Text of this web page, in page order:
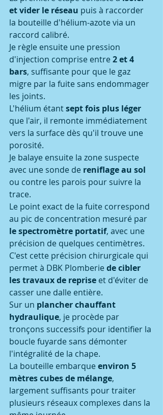
et vider le réseau puis à raccorder
la bouteille d'hélium-azote via un
raccord calibré.
Je règle ensuite une pression
d'injection comprise entre 2 et 4
bars, suffisante pour que le gaz
migre par la fuite sans endommager
les joints.
L'hélium étant sept fois plus léger
que l'air, il remonte immédiatement
vers la surface dès qu'il trouve une
porosité.
Je balaye ensuite la zone suspecte
avec une sonde de reniflage au sol
ou contre les parois pour suivre la
trace.
Le point exact de la fuite correspond
au pic de concentration mesuré par
le spectromètre portatif, avec une
précision de quelques centimètres.
C'est cette précision chirurgicale qui
permet à DBK Plomberie de cibler
les travaux de reprise et d'éviter de
casser une dalle entière.
Sur un plancher chauffant
hydraulique, je procède par
tronçons successifs pour identifier la
boucle fuyarde sans démonter
l'intégralité de la chape.
La bouteille embarque environ 5
mètres cubes de mélange,
largement suffisants pour traiter
plusieurs réseaux complexes dans la